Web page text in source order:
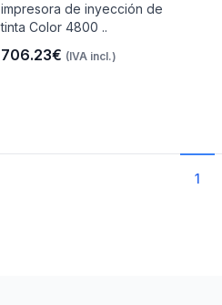
impresora de inyección de
tinta Color 4800 ..
706.23€ (IVA incl.)
1